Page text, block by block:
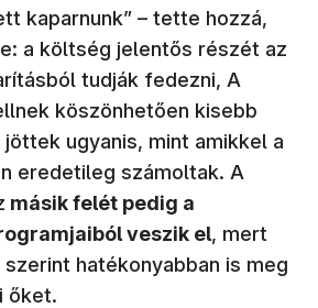
kaparnunk” – tette hozzá,
a költség jelentős részét az
tudják fedezni, A
köszönhetően kisebb
ugyanis, mint amikkel a
eredetileg számoltak. A
másik felét pedig a
veszik el, mert
hatékonyabban is meg
őket.